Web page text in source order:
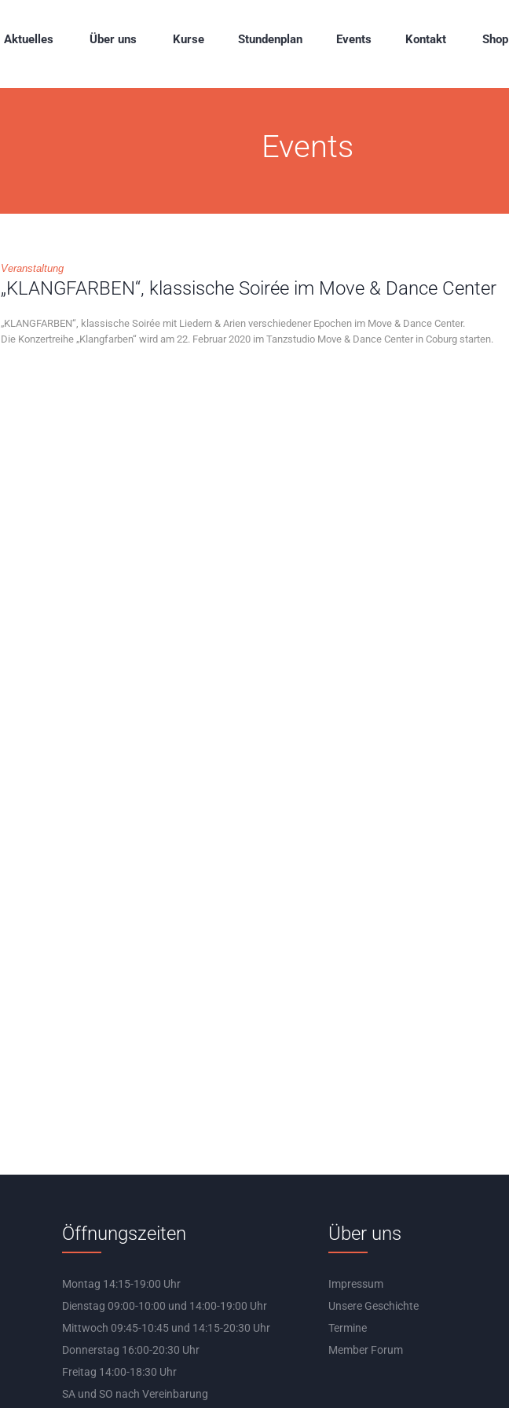
Aktuelles Über uns Kurse Stundenplan Events Kontakt Shop
Events
Veranstaltung
„KLANGFARBEN“, klassische Soirée im Move & Dance Center
„KLANGFARBEN“, klassische Soirée mit Liedern & Arien verschiedener Epochen im Move & Dance Center.
Die Konzertreihe „Klangfarben“ wird am 22. Februar 2020 im Tanzstudio Move & Dance Center in Coburg starten.
Öffnungszeiten
Montag 14:15-19:00 Uhr
Dienstag 09:00-10:00 und 14:00-19:00 Uhr
Mittwoch 09:45-10:45 und 14:15-20:30 Uhr
Donnerstag 16:00-20:30 Uhr
Freitag 14:00-18:30 Uhr
SA und SO nach Vereinbarung
Über uns
Impressum
Unsere Geschichte
Termine
Member Forum